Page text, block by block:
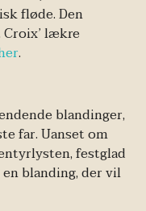
fløde. Den
lækre
.
blandinger,
far. Uanset om
festglad
blanding, der vil